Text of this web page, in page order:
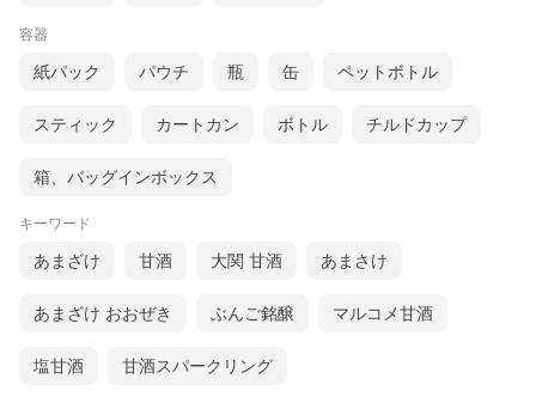
容器
紙パック パウチ 瓶 缶 ペットボトル
スティック カートカン ボトル チルドカップ
箱、バッグインボックス
キーワード
あまざけ 甘酒 大関 甘酒 あまさけ
あまざけ おおぜき ぶんご銘醸 マルコメ甘酒
塩甘酒 甘酒スパークリング